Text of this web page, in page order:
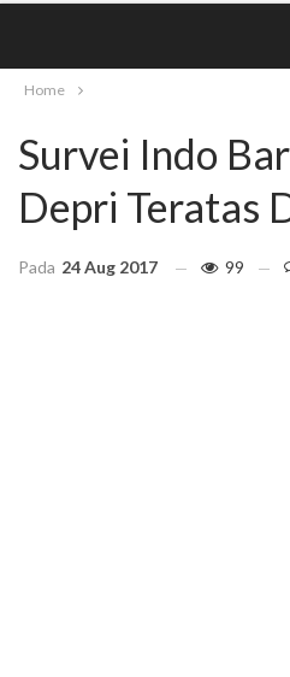
Home
Survei Indo
Depri Teratas
Pada 24 Aug 2017 99